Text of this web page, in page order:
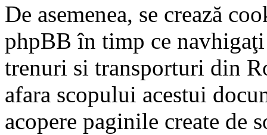
De asemenea, se crează
phpBB în timp ce
trenuri si transporturi din
afara scopului acestui
acopere paginile create de